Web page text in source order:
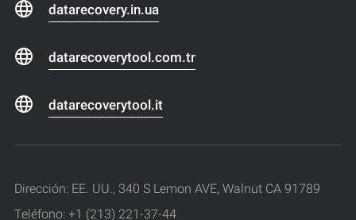
datarecovery.in.ua
datarecoverytool.com.tr
datarecoverytool.it
Dirección: EE. UU., 340 S Lemon AVE, Walnut CA 91789
Teléfono: +1 (213) 221-37-44